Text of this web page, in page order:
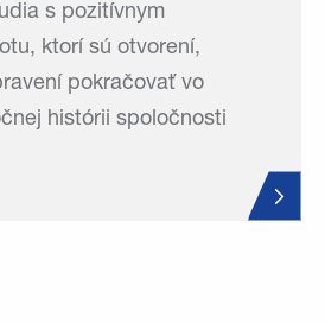
s pozitívnym
ktorí sú otvorení,
pokračovať vo
histórii spoločnosti